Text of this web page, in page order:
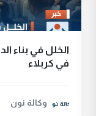
الخلل في بناء
في كربلاء
وكالة نون